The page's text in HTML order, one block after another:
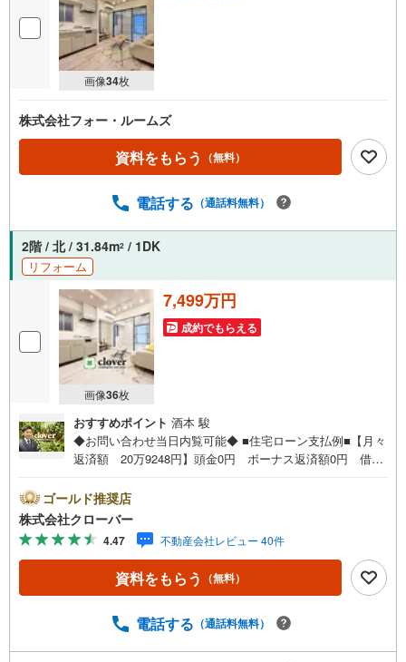
画像34枚
株式会社フォー・ルームズ
資料をもらう （無料）
電話する （通話料無料）
2階 / 北 / 31.84m2 / 1DK
リフォーム
画像36枚
7,499万円
成約でもらえる
おすすめポイント 酒本 駿
◆お問い合わせ当日内覧可能◆ ■住宅ローン支払例■【月々
返済額 20万9248円】頭金0円 ボーナス返済額0円 借入
●住宅ローン、諸費用ローンお気軽にご相談下さい！港区南
麻布に佇むルモンド南麻布。ペット飼育可能。大江戸線、
南北線「麻布十番」駅徒歩7分、都営三田線、南北線「白金
高輪」駅徒歩10分と複数路線利用可能。周辺には買い物施
設や飲食店が充実し、生活環境も整っています。2001年
築、SRC造9階建て、総戸数60戸のオークション・宅配ボ
車場あり。お部屋は2階、角部屋。新規リノベーション実施
ゴールド推奨店
株式会社クローバー
4.47 不動産会社レビュー 40件
資料をもらう （無料）
電話する （通話料無料）